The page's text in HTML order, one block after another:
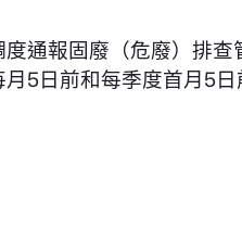
通報固廢（危廢）排
5日前和每季度首月5